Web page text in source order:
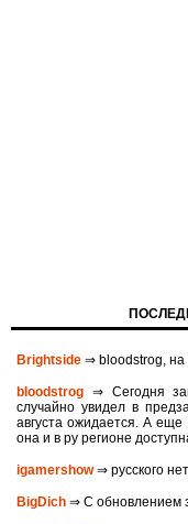
Brightside ⇒ bloodstrog, на
bloodstrog ⇒ Сегодня
случайно увидел в
августа ожидается. A
она и в ру регионе
igamershow⇒ русского
BigDich ⇒ С обновлением